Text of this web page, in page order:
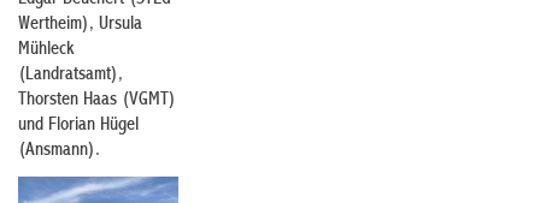
Wertheim), Ursula
Mühleck
(Landratsamt),
Thorsten Haas (VGMT)
und Florian Hügel
(Ansmann).